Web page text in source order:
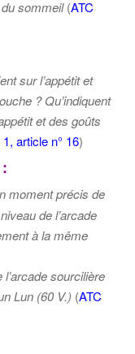
sommeil(ATC
sur l’appétit et
? Qu’indiquent
et des goûts
1, article n° 16)
moment précis de
de l’arcade
à la même
sourcilière
Lun (60 V.) (ATC